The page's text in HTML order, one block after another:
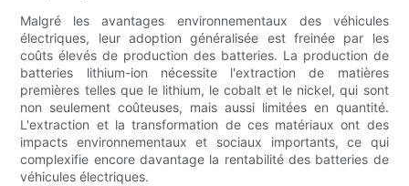
Malgré les avantages environnementaux des véhicules
électriques, leur adoption généralisée est freinée par les
coûts élevés de production des batteries. La production de
batteries lithium-ion nécessite l'extraction de matières
premières telles que le lithium, le cobalt et le nickel, qui sont
non seulement coûteuses, mais aussi limitées en quantité.
L'extraction et la transformation de ces matériaux ont des
impacts environnementaux et sociaux importants, ce qui
complexifie encore davantage la rentabilité des batteries de
véhicules électriques.